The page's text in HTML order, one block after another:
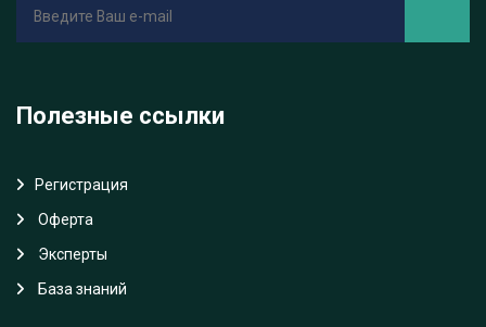
Полезные ссылки
Регистрация
Oферта
Эксперты
База знаний